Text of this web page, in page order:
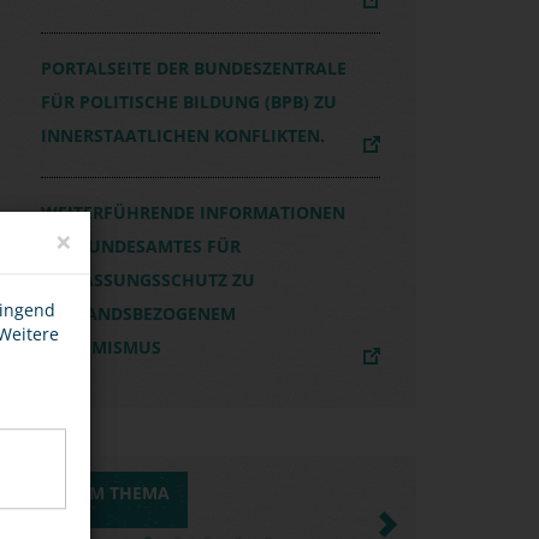
PORTALSEITE DER BUNDESZENTRALE
FÜR POLITISCHE BILDUNG (BPB) ZU
INNERSTAATLICHEN KONFLIKTEN.
WEITERFÜHRENDE INFORMATIONEN
DES BUNDESAMTES FÜR
VERFASSUNGSSCHUTZ ZU
AUSLANDSBEZOGENEM
EXTREMISMUS
MEDIEN ZUM THEMA
Previous Next
×